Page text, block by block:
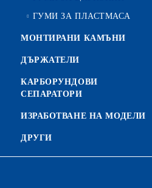
ГУМИ ЗА ПЛАСТМАСА
МОНТИРАНИ КАМЪНИ
ДЪРЖАТЕЛИ
КАРБОРУНДОВИ
СЕПАРАТОРИ
ИЗРАБОТВАНЕ НА МОДЕЛИ
ДРУГИ